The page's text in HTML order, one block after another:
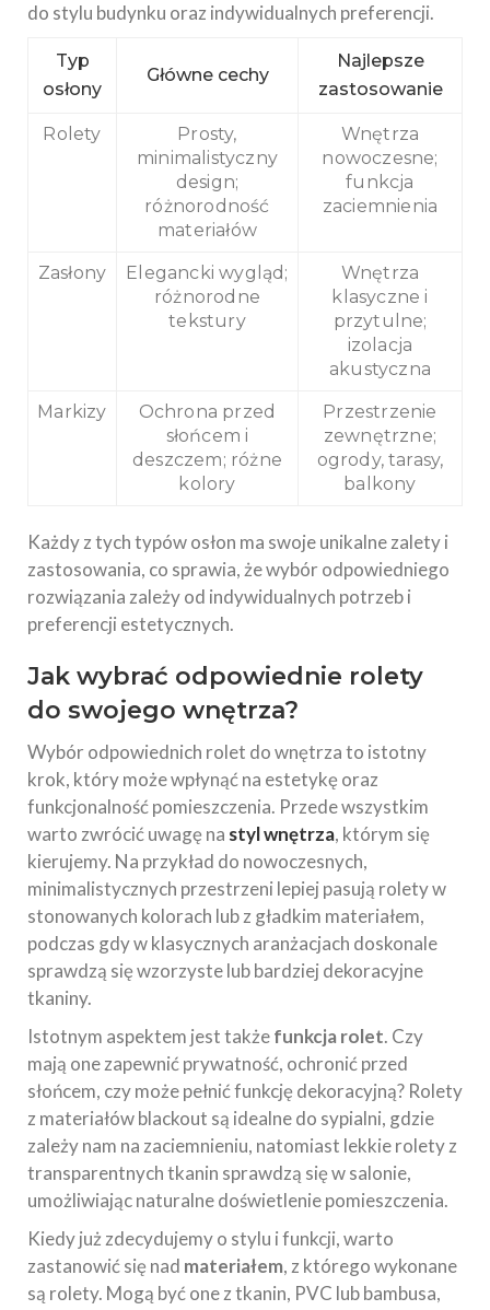
do stylu budynku oraz indywidualnych preferencji.
Typ
osłony
Główne cechy
Najlepsze
zastosowanie
Rolety
Prosty,
minimalistyczny
design;
różnorodność
materiałów
Wnętrza
nowoczesne;
funkcja
zaciemnienia
Zasłony
Elegancki wygląd;
różnorodne
tekstury
Wnętrza
klasyczne i
przytulne;
izolacja
akustyczna
Markizy
Ochrona przed
słońcem i
deszczem; różne
kolory
Przestrzenie
zewnętrzne;
ogrody, tarasy,
balkony
Każdy z tych typów osłon ma swoje unikalne zalety i
zastosowania, co sprawia, że wybór odpowiedniego
rozwiązania zależy od indywidualnych potrzeb i
preferencji estetycznych.
Jak wybrać odpowiednie rolety
do swojego wnętrza?
Wybór odpowiednich rolet do wnętrza to istotny
krok, który może wpłynąć na estetykę oraz
funkcjonalność pomieszczenia. Przede wszystkim
warto zwrócić uwagę na styl wnętrza, którym się
kierujemy. Na przykład do nowoczesnych,
minimalistycznych przestrzeni lepiej pasują rolety w
stonowanych kolorach lub z gładkim materiałem,
podczas gdy w klasycznych aranżacjach doskonale
sprawdzą się wzorzyste lub bardziej dekoracyjne
tkaniny.
Istotnym aspektem jest takżefunkcja rolet. Czy
mają one zapewnić prywatność, ochronić przed
słońcem, czy może pełnić funkcję dekoracyjną? Rolety
z materiałów blackout są idealne do sypialni, gdzie
zależy nam na zaciemnieniu, natomiast lekkie rolety z
transparentnych tkanin sprawdzą się w salonie,
umożliwiając naturalne doświetlenie pomieszczenia.
Kiedy już zdecydujemy o stylu i funkcji, warto
zastanowić się nad materiałem, z którego wykonane
są rolety. Mogą być one z tkanin, PVC lub bambusa,